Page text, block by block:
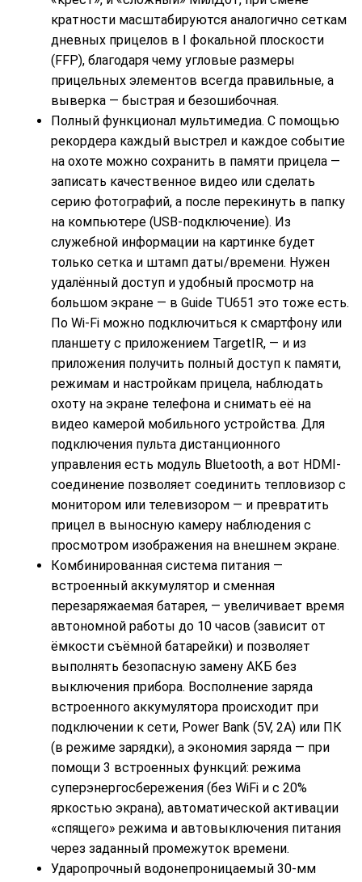
кратности масштабируются аналогично сеткам
дневных прицелов в I фокальной плоскости
(FFP), благодаря чему угловые размеры
прицельных элементов всегда правильные, а
выверка — быстрая и безошибочная.
Полный функционал мультимедиа. С помощью
рекордера каждый выстрел и каждое событие
на охоте можно сохранить в памяти прицела —
записать качественное видео или сделать
серию фотографий, а после перекинуть в папку
на компьютере (USB-подключение). Из
служебной информации на картинке будет
только сетка и штамп даты/времени. Нужен
удалённый доступ и удобный просмотр на
большом экране — в Guide TU651 это тоже есть.
По Wi-Fi можно подключиться к смартфону или
планшету с приложением TargetIR, — и из
приложения получить полный доступ к памяти,
режимам и настройкам прицела, наблюдать
охоту на экране телефона и снимать её на
видео камерой мобильного устройства. Для
подключения пульта дистанционного
управления есть модуль Bluetooth, а вот HDMI-
соединение позволяет соединить тепловизор с
монитором или телевизором — и превратить
прицел в выносную камеру наблюдения с
просмотром изображения на внешнем экране.
Комбинированная система питания —
встроенный аккумулятор и сменная
перезаряжаемая батарея, — увеличивает время
автономной работы до 10 часов (зависит от
ёмкости съёмной батарейки) и позволяет
выполнять безопасную замену АКБ без
выключения прибора. Восполнение заряда
встроенного аккумулятора происходит при
подключении к сети, Power Bank (5V, 2A) или ПК
(в режиме зарядки), а экономия заряда — при
помощи 3 встроенных функций: режима
суперэнергосбережения (без WiFi и с 20%
яркостью экрана), автоматической активации
«спящего» режима и автовыключения питания
через заданный промежуток времени.
Ударопрочный водонепроницаемый 30-мм